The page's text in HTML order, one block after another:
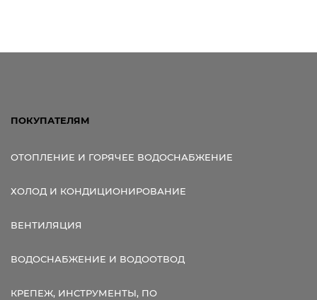
ПОКУПАТЕЛЯМ
ОТОПЛЕНИЕ И ГОРЯЧЕЕ ВОДОСНАБЖЕНИЕ
ХОЛОД И КОНДИЦИОНИРОВАНИЕ
ВЕНТИЛЯЦИЯ
ВОДОСНАБЖЕНИЕ И ВОДООТВОД
КРЕПЕЖ, ИНСТРУМЕНТЫ, ПО